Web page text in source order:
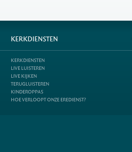
KERKDIENSTEN
KERKDIENSTEN
LIVE LUISTEREN
LIVE KIJKEN
TERUGLUISTEREN
KINDEROPPAS
HOE VERLOOPT ONZE EREDIENST?